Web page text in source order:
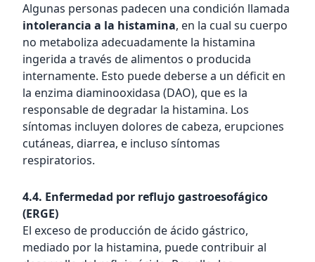
Algunas personas padecen una condición llamada
intolerancia a la histamina, en la cual su cuerpo
no metaboliza adecuadamente la histamina
ingerida a través de alimentos o producida
internamente. Esto puede deberse a un déficit en
la enzima diaminooxidasa (DAO), que es la
responsable de degradar la histamina. Los
síntomas incluyen dolores de cabeza, erupciones
cutáneas, diarrea, e incluso síntomas
respiratorios.
4.4. Enfermedad por reflujo gastroesofágico
(ERGE)
El exceso de producción de ácido gástrico,
mediado por la histamina, puede contribuir al